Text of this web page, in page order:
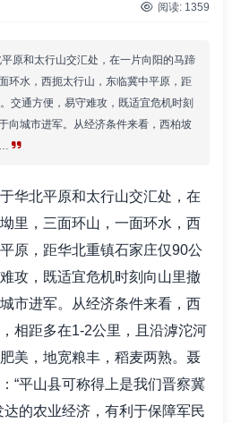
阅读: 1359
原和太行山交汇处，在一片向阳的马蹄
环水，西扼太行山，东临冀中平原，距
交通方便，易守难攻，既适宜危机时刻
向城市进军。从经济条件来看，西柏坡
…
北平原和太行山交汇处，在
里，三面环山，一面环水，西
原，距华北重镇石家庄仅90公
攻，既适宜危机时刻向山里撤
市进军。从经济条件来看，西
相距多在1-2公里，且沿滹沱河
美，地宽粮丰，稻麦两熟。聂
“平山县可称得上是我们晋察冀
达的农业经济，有利于保障军民